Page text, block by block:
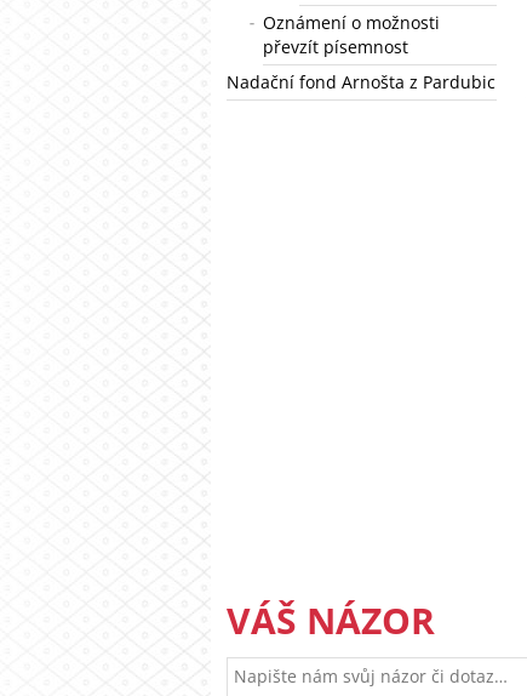
Oznámení o možnosti
převzít písemnost
Nadační fond Arnošta z Pardubic
VÁŠ NÁZOR